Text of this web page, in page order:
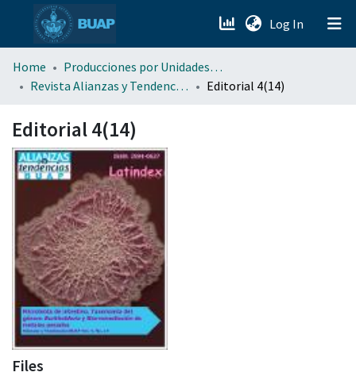
Log In (current)
menu.section.about_menu
Home
Producciones por Unidades Académicas
Revista Alianzas y Tendencias BUAP (AyTBUAP)
Editorial 4(14)
Editorial 4(14)
Files